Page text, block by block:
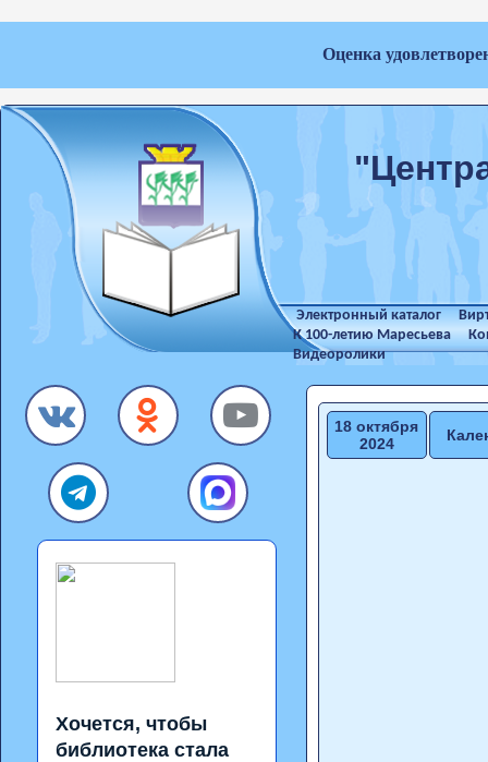
Оценка
Электронный каталог
К 100-летию Маресьева
Видеоролики
Хочется, чтобы
библиотека стала
18 октября
2024